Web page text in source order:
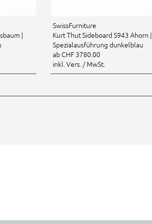
|
SwissFurniture
Kurt Thut Sideboard S943 Ahorn |
Spezialausführung dunkelblau
ab CHF 3780.00
inkl. Vers. / MwSt.